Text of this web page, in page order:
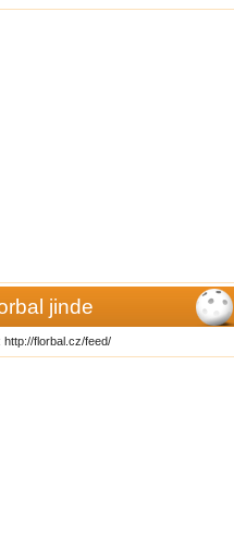
jinde
http://florbal.cz/feed/